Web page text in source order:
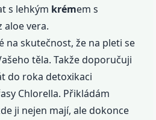
s lehkým krémem s
aloe vera.
na skutečnost, že na pleti se
těla. Takže doporučuji
do roka detoxikaci
Chlorella. Přikládám
ji nejen mají, ale dokonce